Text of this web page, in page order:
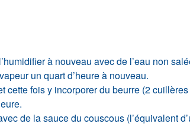
à nouveau avec de l’eau non
un quart d’heure à nouveau.
cette fois y incorporer du beurre (2
de la sauce du couscous (l’équivalent